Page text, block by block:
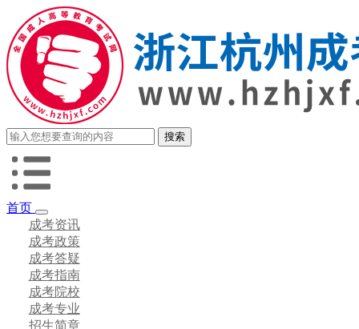
首页
成考资讯
成考政策
成考答疑
成考指南
成考院校
成考专业
招生简章